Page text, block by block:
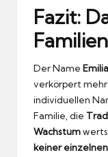
Fazit:
Der Name
verkörpert mehr
individuellen
Familie, die
Wachstum
keiner